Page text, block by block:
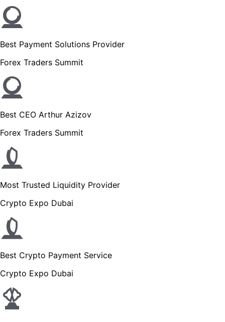
Best Payment Solutions Provider
Forex Traders Summit
Best CEO Arthur Azizov
Forex Traders Summit
Most Trusted Liquidity Provider
Crypto Expo Dubai
Best Crypto Payment Service
Crypto Expo Dubai